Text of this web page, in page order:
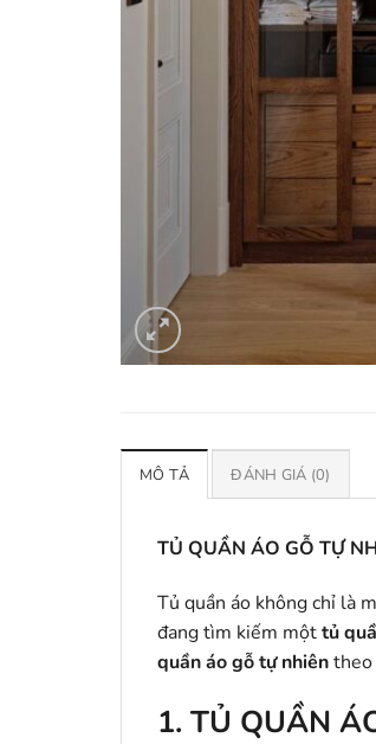
MÔ TẢ ĐÁNH GIÁ (0)
TỦ QUẦN ÁO GỖ TỰ
Tủ quần áo không chỉ là
đang tìm kiếm mộttủ
quần áo gỗ tự nhiêntheo
1. TỦ QUẦN